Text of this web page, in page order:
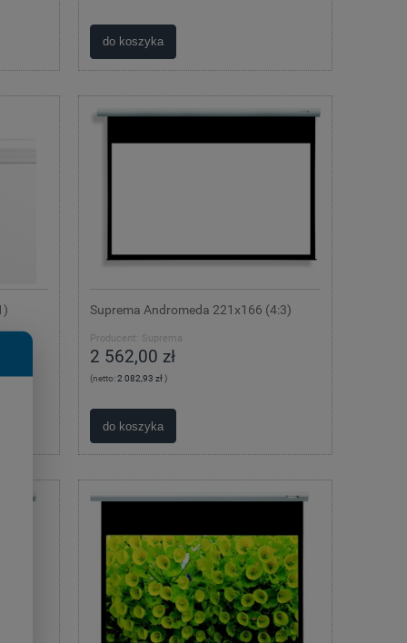
do koszyka
Suprema Andromeda 221x166 (4:3)
Producent: Suprema
2 562,00 zł
(netto:2 082,93 zł)
do koszyka